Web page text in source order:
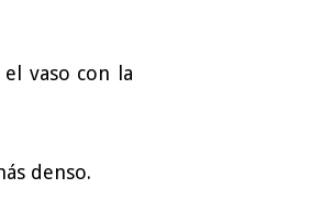
vaso con la
denso.